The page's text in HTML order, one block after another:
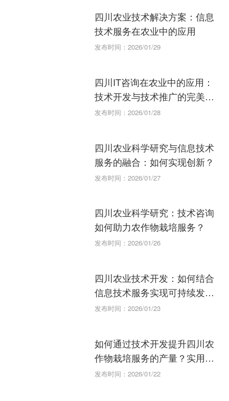
四川农业技术解决方案：信息
技术服务在农业中的应用
发布时间：2026/01/29
四川IT咨询在农业中的应用：
技术开发与技术推广的完美结
合
发布时间：2026/01/28
四川农业科学研究与信息技术
服务的融合：如何实现创新？
发布时间：2026/01/27
四川农业科学研究：技术咨询
如何助力农作物栽培服务？
发布时间：2026/01/26
四川农业技术开发：如何结合
信息技术服务实现可持续发
展？
发布时间：2026/01/23
如何通过技术开发提升四川农
作物栽培服务的产量？实用指
南。
发布时间：2026/01/22